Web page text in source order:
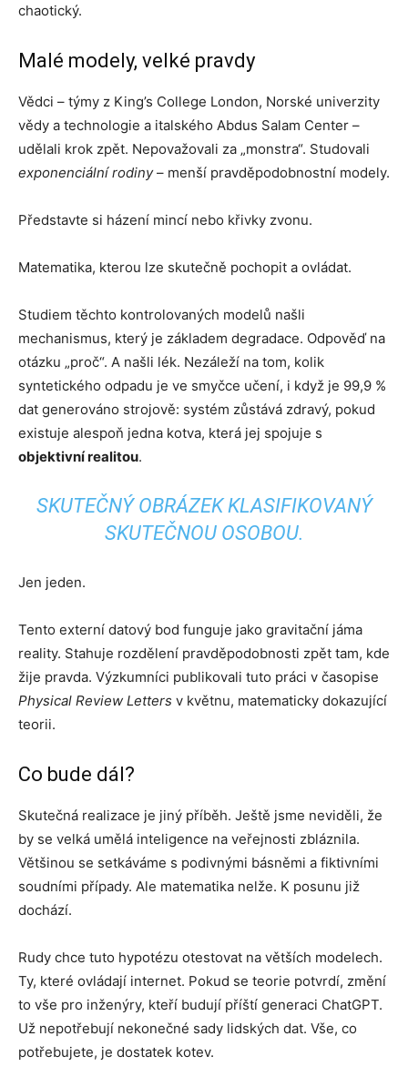
chaotický.
Malé modely, velké pravdy
Vědci – týmy z King’s College London, Norské univerzity
vědy a technologie a italského Abdus Salam Center –
udělali krok zpět. Nepovažovali za „monstra“. Studovali
exponenciální rodiny– menší pravděpodobnostní modely.
Představte si házení mincí nebo křivky zvonu.
Matematika, kterou lze skutečně pochopit a ovládat.
Studiem těchto kontrolovaných modelů našli
mechanismus, který je základem degradace. Odpověď na
otázku „proč“. A našli lék. Nezáleží na tom, kolik
syntetického odpadu je ve smyčce učení, i když je 99,9 %
dat generováno strojově: systém zůstává zdravý, pokud
existuje alespoň jedna kotva, která jej spojuje s
objektivní realitou.
SKUTEČNÝ OBRÁZEK KLASIFIKOVANÝ
SKUTEČNOU OSOBOU.
Jen jeden.
Tento externí datový bod funguje jako gravitační jáma
reality. Stahuje rozdělení pravděpodobnosti zpět tam, kde
žije pravda. Výzkumníci publikovali tuto práci v časopise
Physical Review Letters v květnu, matematicky dokazující
teorii.
Co bude dál?
Skutečná realizace je jiný příběh. Ještě jsme neviděli, že
by se velká umělá inteligence na veřejnosti zbláznila.
Většinou se setkáváme s podivnými básněmi a fiktivními
soudními případy. Ale matematika nelže. K posunu již
dochází.
Rudy chce tuto hypotézu otestovat na větších modelech.
Ty, které ovládají internet. Pokud se teorie potvrdí, změní
to vše pro inženýry, kteří budují příští generaci ChatGPT.
Už nepotřebují nekonečné sady lidských dat. Vše, co
potřebujete, je dostatek kotev.